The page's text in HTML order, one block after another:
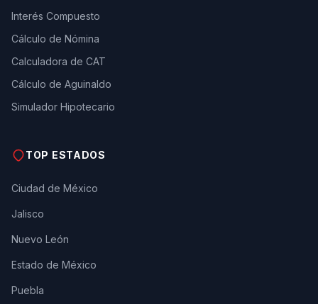
Interés Compuesto
Cálculo de Nómina
Calculadora de CAT
Cálculo de Aguinaldo
Simulador Hipotecario
TOP ESTADOS
Ciudad de México
Jalisco
Nuevo León
Estado de México
Puebla